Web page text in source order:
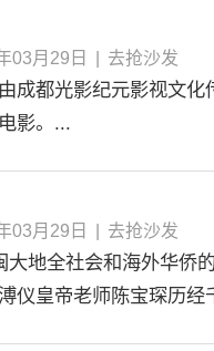
03月29日 去抢沙发
成都光影纪元影视文
影。...
03月29日 去抢沙发
大地全社会和海外华侨
仪皇帝老师陈宝琛历经